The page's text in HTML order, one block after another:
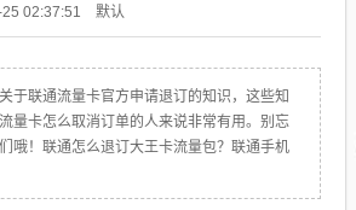
02:37:51 默认
于联通流量卡官方申请退订的知识，这些知
量卡怎么取消订单的人来说非常有用。别忘
哦！联通怎么退订大王卡流量包？联通手机